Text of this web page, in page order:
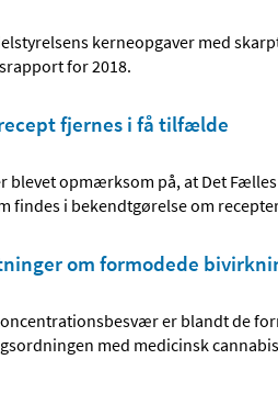
kerneopgaver med
for 2018.
fjernes i få tilfælde
blevet opmærksom på, at Det
findes i bekendtgørelse om
om formodede
er blandt de
med medicinsk